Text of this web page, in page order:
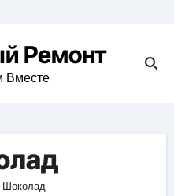
Ремонт
Вместе
Шоколад